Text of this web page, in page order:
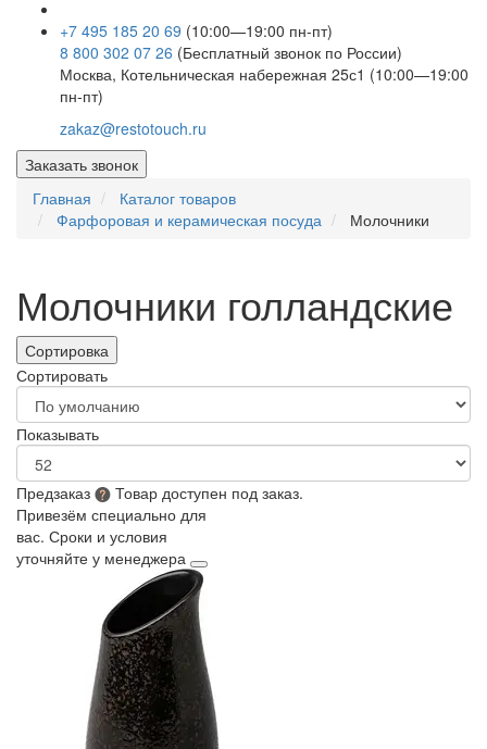
+7 495 185 20 69 (10:00—19:00 пн-пт)
8 800 302 07 26 (Бесплатный звонок по России)
Москва, Котельническая набережная 25с1 (10:00—19:00
пн-пт)
zakaz@restotouch.ru
Заказать звонок
Главная
Каталог товаров
Фарфоровая и керамическая посуда
Молочники
Молочники голландские
Сортировка
Сортировать
Показывать
Предзаказ
Товар доступен под заказ.
Привезём специально для
вас. Сроки и условия
уточняйте у менеджера